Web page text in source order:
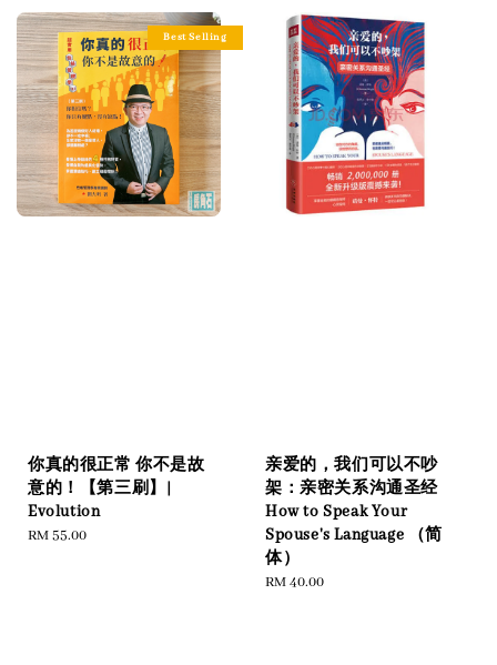
Best Selling
你真的很正常 你不是故
意的！【第三刷】|
Evolution
Regular
RM 55.00
亲爱的，我们可以不吵
架：亲密关系沟通圣经
How to Speak Your
Spouse's Language （简
体）
Regular
RM 40.00